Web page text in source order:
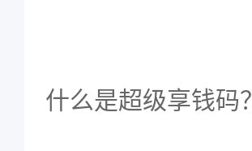
什么是超级享钱码？